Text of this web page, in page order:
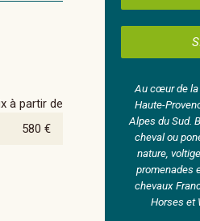
à partir de
580 €
Au cœur de la
Haute-
Alpes du Sud.
cheval ou
nature,
promenades
chevaux
Horses et